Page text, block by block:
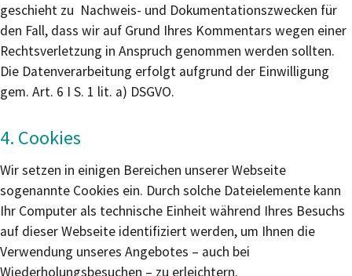
geschieht zu Nachweis- und Dokumentationszwecken für
den Fall, dass wir auf Grund Ihres Kommentars wegen einer
Rechtsverletzung in Anspruch genommen werden sollten.
Die Datenverarbeitung erfolgt aufgrund der Einwilligung
gem. Art. 6 I S. 1 lit. a) DSGVO.
4. Cookies
Wir setzen in einigen Bereichen unserer Webseite
sogenannte Cookies ein. Durch solche Dateielemente kann
Ihr Computer als technische Einheit während Ihres Besuchs
auf dieser Webseite identifiziert werden, um Ihnen die
Verwendung unseres Angebotes – auch bei
Wiederholungsbesuchen – zu erleichtern.